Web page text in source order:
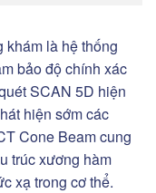
khám là hệ thống
bảo độ chính xác
SCAN 5D hiện
hiện sớm các
Cone Beam cung
trúc xương hàm
xạ trong cơ thể.